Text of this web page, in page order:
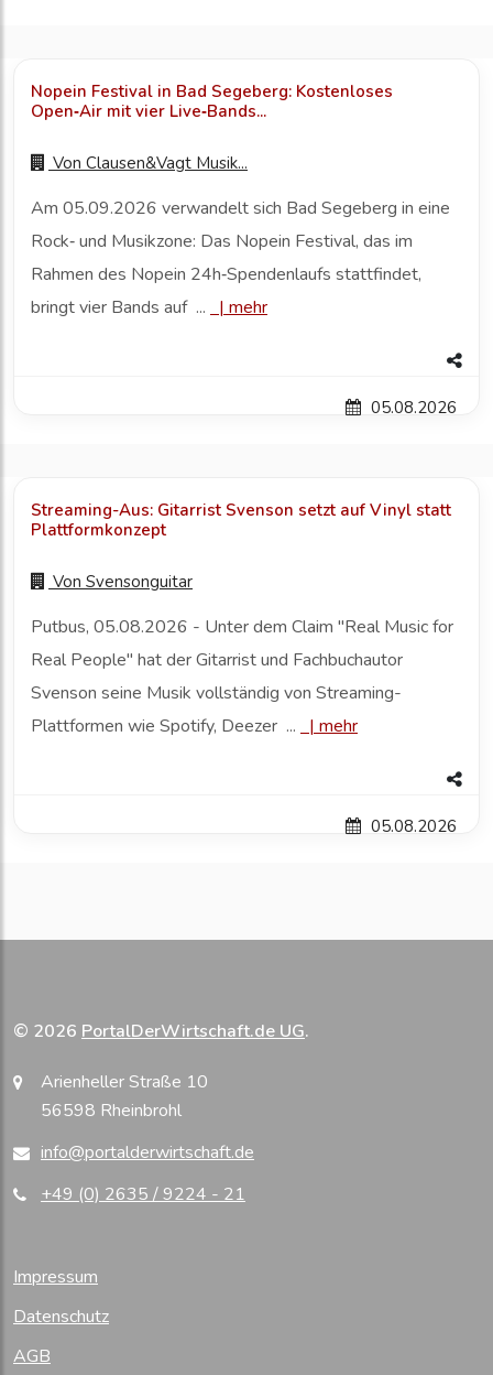
Nopein Festival in Bad Segeberg: Kostenloses
Open‑Air mit vier Live‑Bands...
Von Clausen&Vagt Musik...
Am 05.09.2026 verwandelt sich Bad Segeberg in eine
Rock‑ und Musikzone: Das Nopein Festival, das im
Rahmen des Nopein 24h‑Spendenlaufs stattfindet,
bringt vier Bands auf ...
| mehr
05.08.2026
Streaming-Aus: Gitarrist Svenson setzt auf Vinyl statt
Plattformkonzept
Von Svensonguitar
Putbus, 05.08.2026 - Unter dem Claim "Real Music for
Real People" hat der Gitarrist und Fachbuchautor
Svenson seine Musik vollständig von Streaming-
Plattformen wie Spotify, Deezer ...
| mehr
05.08.2026
© 2026 PortalDerWirtschaft.de UG.
Arienheller Straße 10
56598 Rheinbrohl
info@portalderwirtschaft.de
+49 (0) 2635 / 9224 - 21
Impressum
Datenschutz
AGB